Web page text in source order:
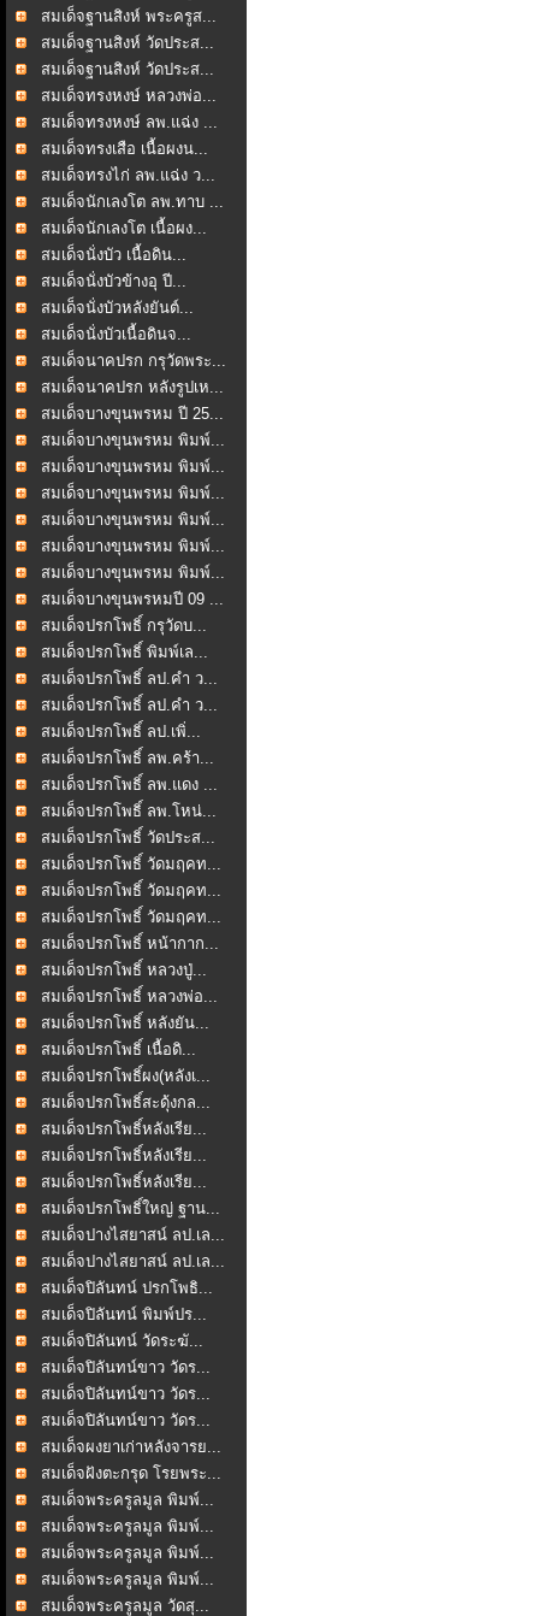
สมเด็จฐานสิงห์ พระครูส...
สมเด็จฐานสิงห์ วัดประส...
สมเด็จฐานสิงห์ วัดประส...
สมเด็จทรงหงษ์ หลวงพ่อ...
สมเด็จทรงหงษ์ ลพ.แฉ่ง ...
สมเด็จทรงเสือ เนื้อผงน...
สมเด็จทรงไก่ ลพ.แฉ่ง ว...
สมเด็จนักเลงโต ลพ.ทาบ ...
สมเด็จนักเลงโต เนื้อผง...
สมเด็จนั่งบัว เนื้อดิน...
สมเด็จนั่งบัวข้างอุ ปี...
สมเด็จนั่งบัวหลังยันต์...
สมเด็จนั่งบัวเนื้อดินจ...
สมเด็จนาคปรก กรุวัดพระ...
สมเด็จนาคปรก หลังรูปเห...
สมเด็จบางขุนพรหม ปี 25...
สมเด็จบางขุนพรหม พิมพ์...
สมเด็จบางขุนพรหม พิมพ์...
สมเด็จบางขุนพรหม พิมพ์...
สมเด็จบางขุนพรหม พิมพ์...
สมเด็จบางขุนพรหม พิมพ์...
สมเด็จบางขุนพรหม พิมพ์...
สมเด็จบางขุนพรหมปี 09 ...
สมเด็จปรกโพธิ์ กรุวัดบ...
สมเด็จปรกโพธิ์ พิมพ์เล...
สมเด็จปรกโพธิ์ ลป.คำ ว...
สมเด็จปรกโพธิ์ ลป.คำ ว...
สมเด็จปรกโพธิ์ ลป.เพิ่...
สมเด็จปรกโพธิ์ ลพ.คร้า...
สมเด็จปรกโพธิ์ ลพ.แดง ...
สมเด็จปรกโพธิ์ ลพ.โหน่...
สมเด็จปรกโพธิ์ วัดประส...
สมเด็จปรกโพธิ์ วัดมฤคท...
สมเด็จปรกโพธิ์ วัดมฤคท...
สมเด็จปรกโพธิ์ วัดมฤคท...
สมเด็จปรกโพธิ์ หน้ากาก...
สมเด็จปรกโพธิ์ หลวงปู่...
สมเด็จปรกโพธิ์ หลวงพ่อ...
สมเด็จปรกโพธิ์ หลังยัน...
สมเด็จปรกโพธิ์ เนื้อดิ...
สมเด็จปรกโพธิ์ผง(หลังเ...
สมเด็จปรกโพธิ์สะดุ้งกล...
สมเด็จปรกโพธิ์หลังเรีย...
สมเด็จปรกโพธิ์หลังเรีย...
สมเด็จปรกโพธิ์หลังเรีย...
สมเด็จปรกโพธิ์ใหญ่ ฐาน...
สมเด็จปางไสยาสน์ ลป.เล...
สมเด็จปางไสยาสน์ ลป.เล...
สมเด็จปิลันทน์ ปรกโพธิ...
สมเด็จปิลันทน์ พิมพ์ปร...
สมเด็จปิลันทน์ วัดระฆั...
สมเด็จปิลันทน์ขาว วัดร...
สมเด็จปิลันทน์ขาว วัดร...
สมเด็จปิลันทน์ขาว วัดร...
สมเด็จผงยาเก่าหลังจารย...
สมเด็จฝังตะกรุด โรยพระ...
สมเด็จพระครูลมูล พิมพ์...
สมเด็จพระครูลมูล พิมพ์...
สมเด็จพระครูลมูล พิมพ์...
สมเด็จพระครูลมูล พิมพ์...
สมเด็จพระครูลมูล วัดสุ...